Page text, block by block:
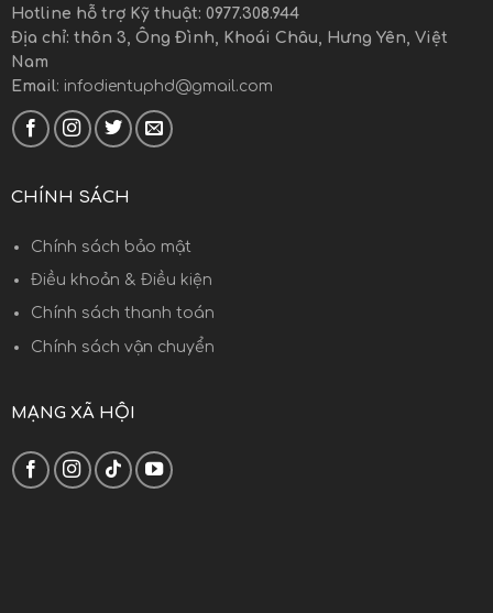
Hotline hỗ trợ Kỹ thuật: 0977.308.944
Địa chỉ: thôn 3, Ông Đình, Khoái Châu, Hưng Yên, Việt
Nam
Email: infodientuphd@gmail.com
CHÍNH SÁCH
Chính sách bảo mật
Điều khoản & Điều kiện
Chính sách thanh toán
Chính sách vận chuyển
MẠNG XÃ HỘI